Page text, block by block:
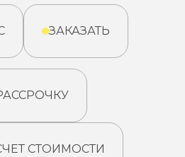
ЗАКАЗАТЬ
СТОИМОСТИ